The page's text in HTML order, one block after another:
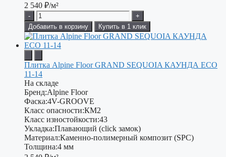
2 540 ₽/м²
-
+
Добавить в корзину
Купить в 1 клик
Плитка Alpine Floor GRAND SEQUOIA КАУНДА ECO
11-14
На складе
Бренд:Alpine Floor
Фаска:4V-GROOVE
Класс опасности:КМ2
Класс изностойкости:43
Укладка:Плавающий (click замок)
Материал:Каменно-полимерный композит (SPC)
Толщина:4 мм